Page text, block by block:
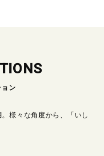
ョン
。様々な角度から、「いし